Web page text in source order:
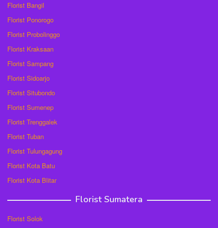
Florist Bangil
Florist Ponorogo
Florist Probolinggo
Florist Kraksaan
Florist Sampang
Florist Sidoarjo
Florist Situbondo
Florist Sumenep
Florist Trenggalek
Florist Tuban
Florist Tulungagung
Florist Kota Batu
Florist Kota Blitar
Florist Sumatera
Florist Solok